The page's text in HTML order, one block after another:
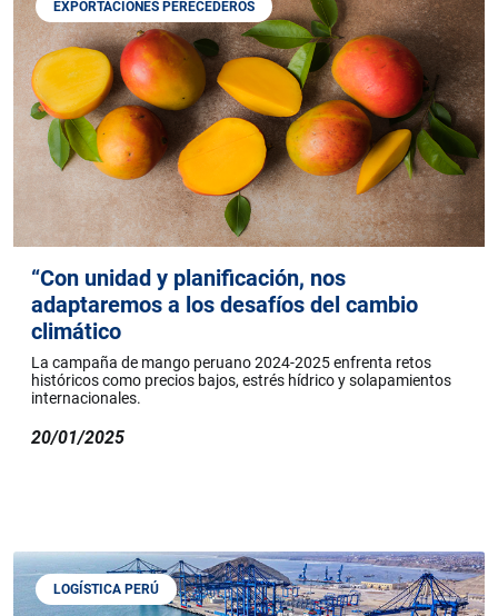
EXPORTACIONES PERECEDEROS
“Con unidad y planificación, nos
adaptaremos a los desafíos del cambio
climático
La campaña de mango peruano 2024-2025 enfrenta retos
históricos como precios bajos, estrés hídrico y solapamientos
internacionales.
20/01/2025
LOGÍSTICA PERÚ